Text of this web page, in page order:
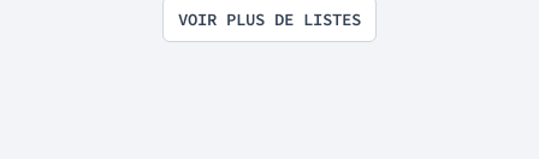
VOIR PLUS DE LISTES